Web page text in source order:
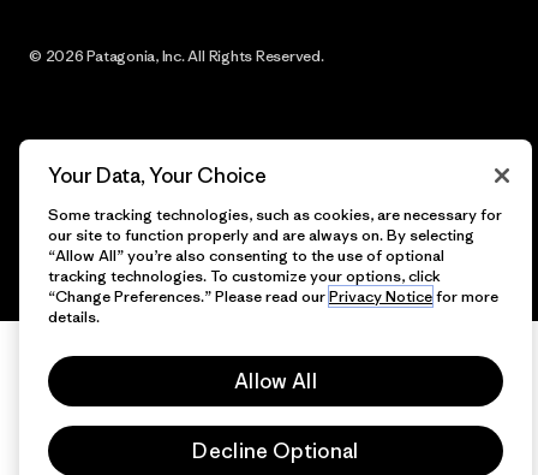
© 2026 Patagonia, Inc. All Rights Reserved.
English
Your Data, Your Choice
Some tracking technologies, such as cookies, are necessary for
our site to function properly and are always on. By selecting
“Allow All” you’re also consenting to the use of optional
tracking technologies. To customize your options, click
“Change Preferences.” Please read ourPrivacy Noticefor more
details.
Allow All
Decline Optional